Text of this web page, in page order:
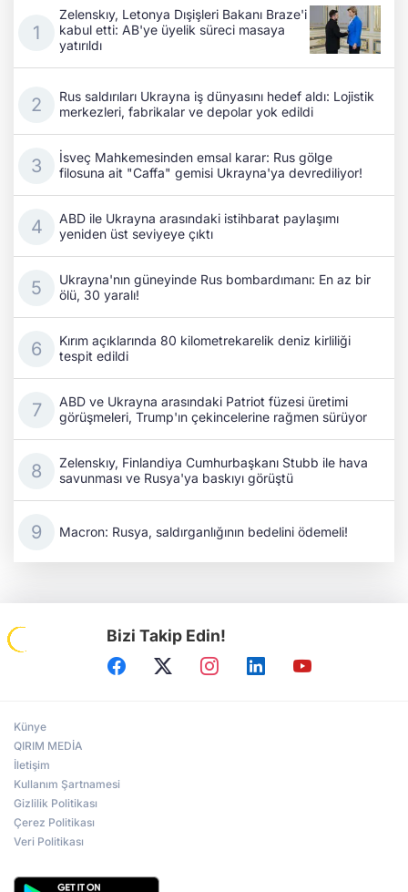
Zelenskıy, Letonya Dışişleri Bakanı Braze'i
kabul etti: AB'ye üyelik süreci masaya
yatırıldı
Rus saldırıları Ukrayna iş dünyasını hedef aldı: Lojistik
merkezleri, fabrikalar ve depolar yok edildi
İsveç Mahkemesinden emsal karar: Rus gölge
filosuna ait "Caffa" gemisi Ukrayna'ya devrediliyor!
ABD ile Ukrayna arasındaki istihbarat paylaşımı
yeniden üst seviyeye çıktı
Ukrayna'nın güneyinde Rus bombardımanı: En az bir
ölü, 30 yaralı!
Kırım açıklarında 80 kilometrekarelik deniz kirliliği
tespit edildi
ABD ve Ukrayna arasındaki Patriot füzesi üretimi
görüşmeleri, Trump'ın çekincelerine rağmen sürüyor
Zelenskıy, Finlandiya Cumhurbaşkanı Stubb ile hava
savunması ve Rusya'ya baskıyı görüştü
Macron: Rusya, saldırganlığının bedelini ödemeli!
Bizi Takip Edin!
Künye
QIRIM MEDİA
İletişim
Kullanım Şartnamesi
Gizlilik Politikası
Çerez Politikası
Veri Politikası